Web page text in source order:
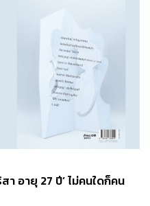
สา อายุ 27 ปี’ ไม่คนใดก็คน